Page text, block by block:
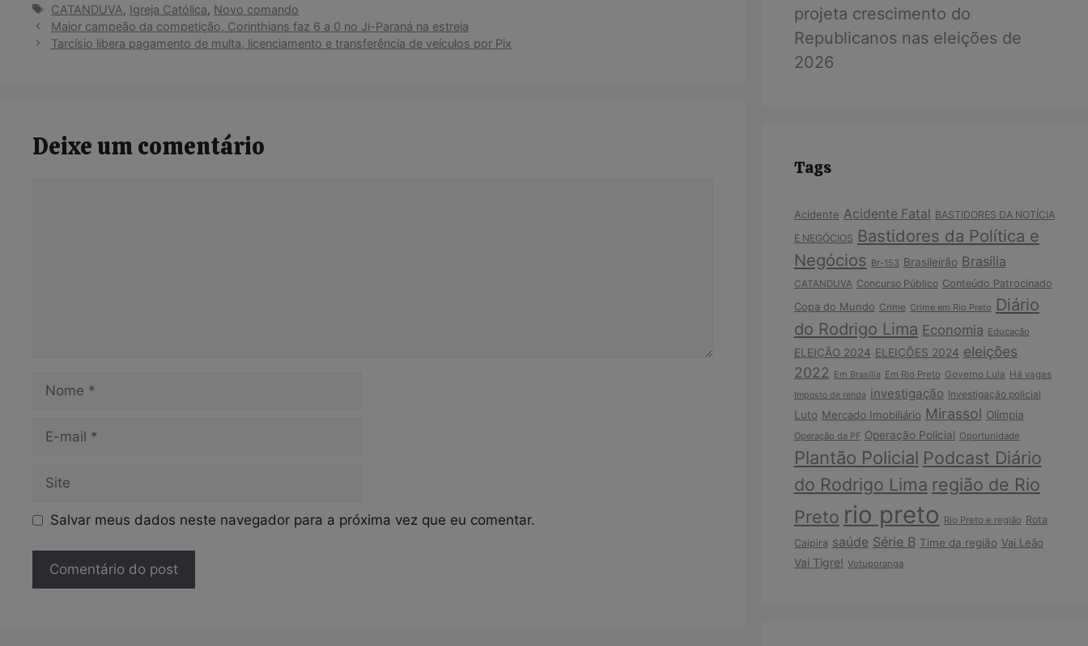
Tags
CATANDUVA, Igreja Católica, Novo comando
Maior campeão da competição, Corinthians faz 6 a 0 no Ji-Paraná na estreia
Tarcísio libera pagamento de multa, licenciamento e transferência de veículos por Pix
Deixe um comentário
mail
Salvar meus dados neste navegador para a próxima vez que eu comentar.
projeta crescimento do
Republicanos nas eleições de
2026
Tags
Acidente Acidente Fatal BASTIDORES DA NOTÍCIA
E NEGÓCIOS Bastidores da Política e
Negócios Br-153 Brasileirão Brasília
CATANDUVA Concurso Público Conteúdo Patrocinado
Copa do Mundo Crime Crime em Rio Preto Diário
do Rodrigo Lima Economia Educação
ELEIÇÃO 2024 ELEIÇÕES 2024 eleições
2022 Em Brasília Em Rio Preto Governo Lula Há vagas
Imposto de renda investigação Investigação policial
Luto Mercado Imobiliário Mirassol Olímpia
Operação da PF Operação Policial Oportunidade
Plantão Policial Podcast Diário
do Rodrigo Lima região de Rio
Preto rio preto Rio Preto e região Rota
Caipira saúde Série B Time da região Vai Leão
Vai Tigre! Votuporanga